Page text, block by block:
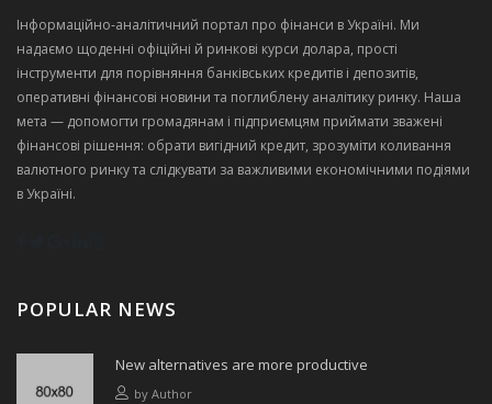
Інформаційно‑аналітичний портал про фінанси в Україні. Ми
надаємо щоденні офіційні й ринкові курси долара, прості
інструменти для порівняння банківських кредитів і депозитів,
оперативні фінансові новини та поглиблену аналітику ринку. Наша
мета — допомогти громадянам і підприємцям приймати зважені
фінансові рішення: обрати вигідний кредит, зрозуміти коливання
валютного ринку та слідкувати за важливими економічними подіями
в Україні.
POPULAR NEWS
New alternatives are more productive
by Author